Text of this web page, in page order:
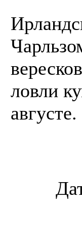
ловли
августе.